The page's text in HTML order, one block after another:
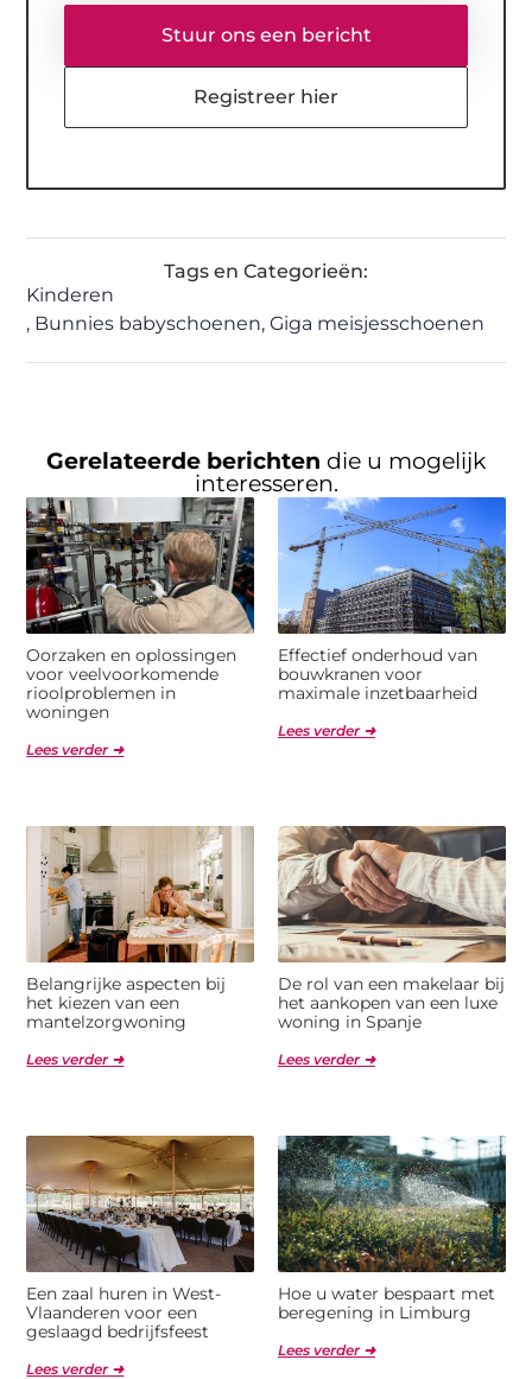
Stuur ons een bericht
Registreer hier
Tags en Categorieën:
Kinderen
, Bunnies babyschoenen,Giga meisjesschoenen
Gerelateerde berichten die u mogelijk
interesseren.
Oorzaken en oplossingen
voor veelvoorkomende
rioolproblemen in
woningen
Lees verder ➜
Effectief onderhoud van
bouwkranen voor
maximale inzetbaarheid
Lees verder ➜
Belangrijke aspecten bij
het kiezen van een
mantelzorgwoning
Lees verder ➜
De rol van een makelaar bij
het aankopen van een luxe
woning in Spanje
Lees verder ➜
Een zaal huren in West-
Vlaanderen voor een
geslaagd bedrijfsfeest
Lees verder ➜
Hoe u water bespaart met
beregening in Limburg
Lees verder ➜